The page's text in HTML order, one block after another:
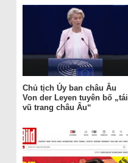
Chủ tịch Ủy ban châu Âu
Von der Leyen tuyên bố „tái
vũ trang châu Âu“